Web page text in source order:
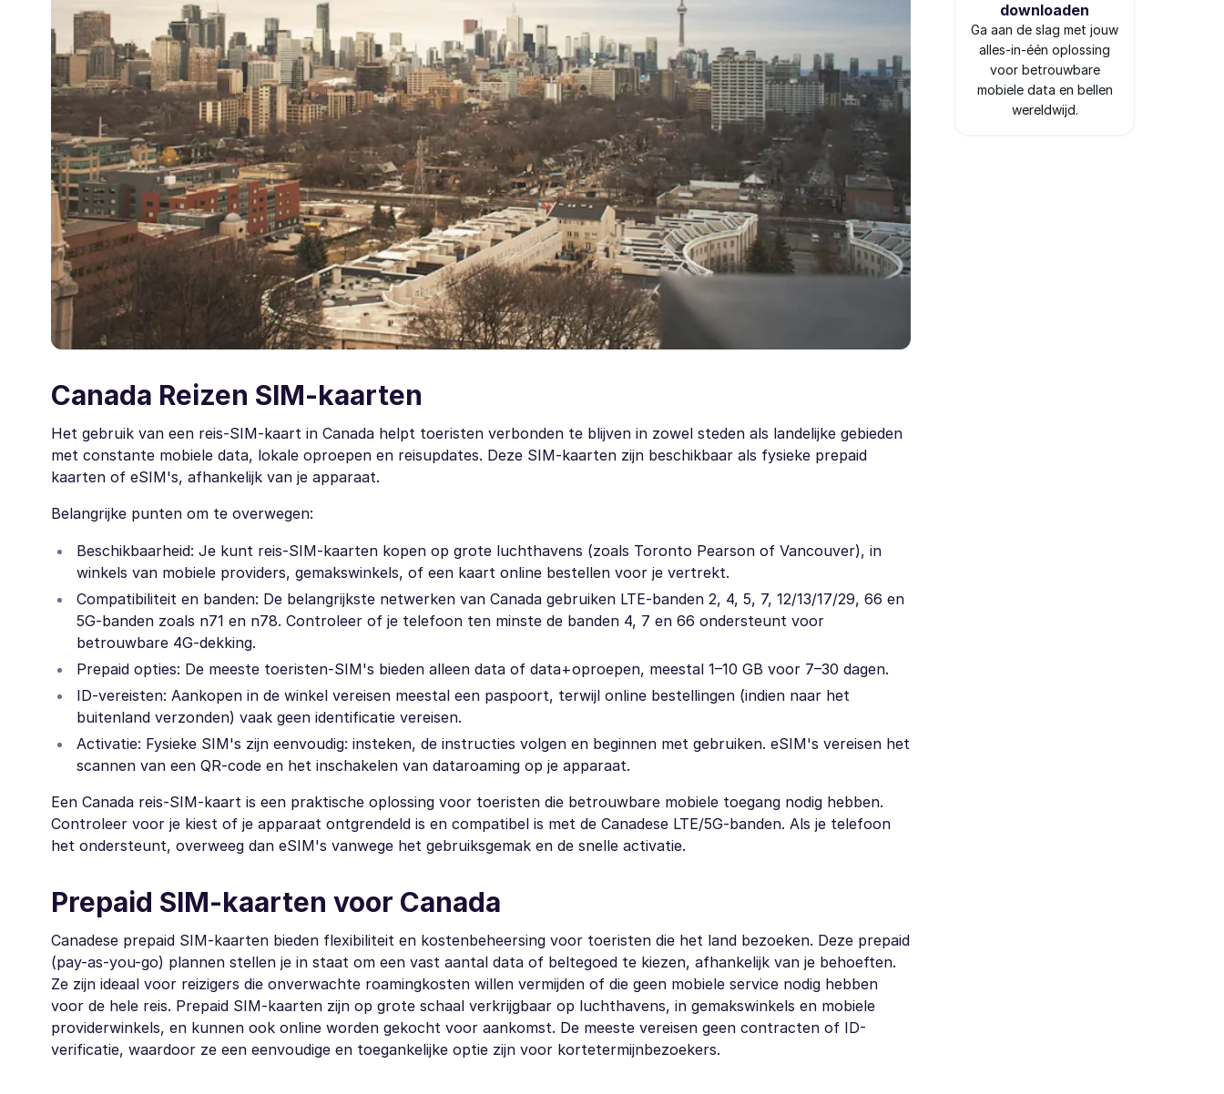
Canada Reizen SIM-kaarten
Het gebruik van een reis-SIM-kaart in Canada helpt toeristen verbonden te blijven in zowel steden als landelijke gebieden
met constante mobiele data, lokale oproepen en reisupdates. Deze SIM-kaarten zijn beschikbaar als fysieke prepaid
kaarten of eSIM's, afhankelijk van je apparaat.
Belangrijke punten om te overwegen:
Beschikbaarheid: Je kunt reis-SIM-kaarten kopen op grote luchthavens (zoals Toronto Pearson of Vancouver), in
winkels van mobiele providers, gemakswinkels, of een kaart online bestellen voor je vertrekt.
Compatibiliteit en banden: De belangrijkste netwerken van Canada gebruiken LTE-banden 2, 4, 5, 7, 12/13/17/29, 66 en
5G-banden zoals n71 en n78. Controleer of je telefoon ten minste de banden 4, 7 en 66 ondersteunt voor
betrouwbare 4G-dekking.
Prepaid opties: De meeste toeristen-SIM's bieden alleen data of data+oproepen, meestal 1–10 GB voor 7–30 dagen.
ID-vereisten: Aankopen in de winkel vereisen meestal een paspoort, terwijl online bestellingen (indien naar het
buitenland verzonden) vaak geen identificatie vereisen.
Activatie: Fysieke SIM's zijn eenvoudig: insteken, de instructies volgen en beginnen met gebruiken. eSIM's vereisen het
scannen van een QR-code en het inschakelen van dataroaming op je apparaat.
Een Canada reis-SIM-kaart is een praktische oplossing voor toeristen die betrouwbare mobiele toegang nodig hebben.
Controleer voor je kiest of je apparaat ontgrendeld is en compatibel is met de Canadese LTE/5G-banden. Als je telefoon
het ondersteunt, overweeg dan eSIM's vanwege het gebruiksgemak en de snelle activatie.
Prepaid SIM-kaarten voor Canada
Canadese prepaid SIM-kaarten bieden flexibiliteit en kostenbeheersing voor toeristen die het land bezoeken. Deze prepaid
(pay-as-you-go) plannen stellen je in staat om een vast aantal data of beltegoed te kiezen, afhankelijk van je behoeften.
Ze zijn ideaal voor reizigers die onverwachte roamingkosten willen vermijden of die geen mobiele service nodig hebben
voor de hele reis. Prepaid SIM-kaarten zijn op grote schaal verkrijgbaar op luchthavens, in gemakswinkels en mobiele
providerwinkels, en kunnen ook online worden gekocht voor aankomst. De meeste vereisen geen contracten of ID-
verificatie, waardoor ze een eenvoudige en toegankelijke optie zijn voor kortetermijnbezoekers.
downloaden
Ga aan de slag met jouw
alles-in-één oplossing
voor betrouwbare
mobiele data en bellen
wereldwijd.